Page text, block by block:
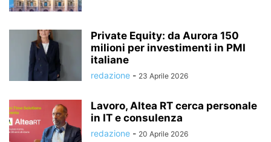
Private Equity: da Aurora 150
milioni per investimenti in PMI
italiane
redazione - 23 Aprile 2026
Lavoro, Altea RT cerca personale
in IT e consulenza
redazione - 20 Aprile 2026